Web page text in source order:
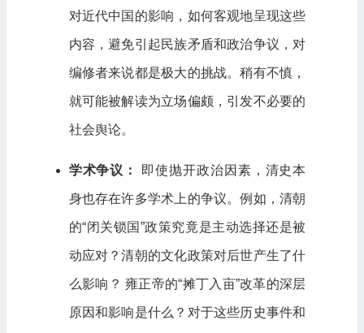
对近代中国的影响，如何客观地呈现这些
内容，避免引起民族矛盾和政治争议，对
编修者来说都是极大的挑战。稍有不慎，
就可能被解读为立场偏颇，引发不必要的
社会舆论。
学术争议： 即使抛开政治因素，清史本
身也存在许多学术上的争议。例如，清朝
的“闭关锁国”政策究竟是主动选择还是被
动应对？清朝的文化政策对后世产生了什
么影响？ 雍正帝的“摊丁入亩”改革的深层
原因和影响是什么？对于这些历史事件和